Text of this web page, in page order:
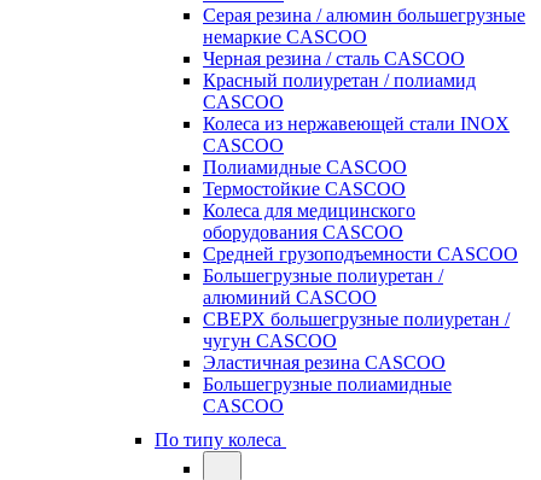
Серая резина / алюмин большегрузные
немаркие CASCOO
Черная резина / сталь CASCOO
Красный полиуретан / полиамид
CASCOO
Колеса из нержавеющей стали INOX
CASCOO
Полиамидные CASCOO
Термостойкие CASCOO
Колеса для медицинского
оборудования CASCOO
Средней грузоподъемности CASCOO
Большегрузные полиуретан /
алюминий CASCOO
СВЕРХ большегрузные полиуретан /
чугун CASCOO
Эластичная резина CASCOO
Большегрузные полиамидные
CASCOO
По типу колеса